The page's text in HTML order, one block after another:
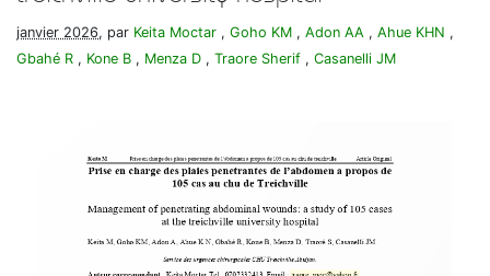
janvier 2026, par Keita Moctar , Goho KM , Adon AA , Ahue KHN ,
Gbahé R , Kone B , Menza D , Traore Sherif , Casanelli JM